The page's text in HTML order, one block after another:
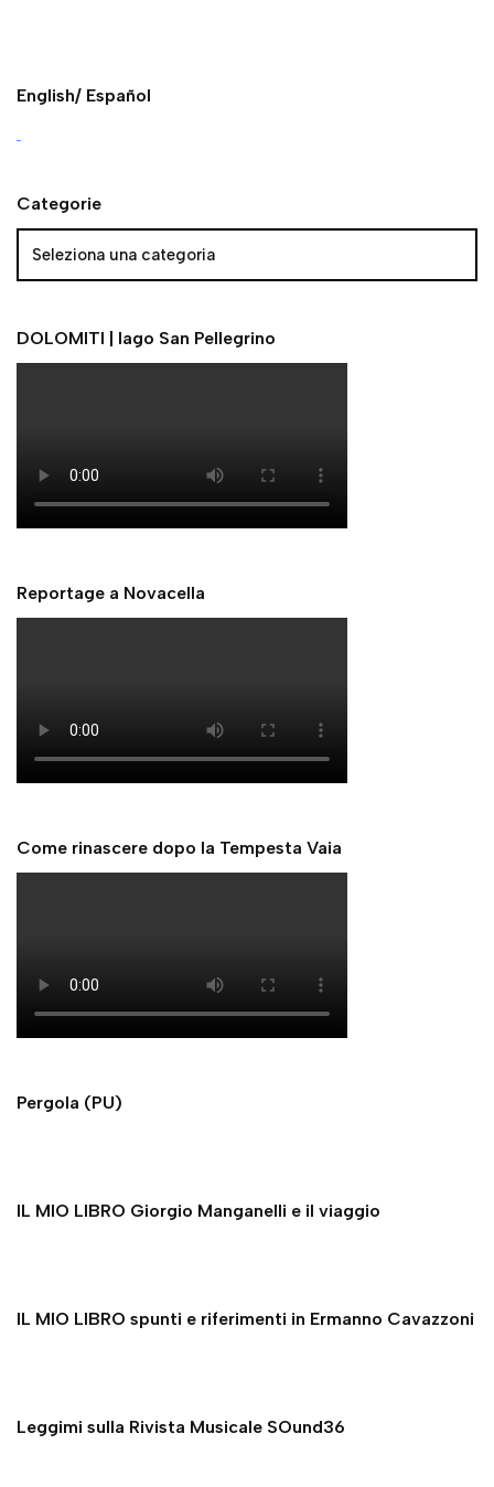
English/ Español
Categorie
DOLOMITI | lago San Pellegrino
Reportage a Novacella
Come rinascere dopo la Tempesta Vaia
Pergola (PU)
IL MIO LIBRO Giorgio Manganelli e il viaggio
IL MIO LIBRO spunti e riferimenti in Ermanno Cavazzoni
Leggimi sulla Rivista Musicale SOund36